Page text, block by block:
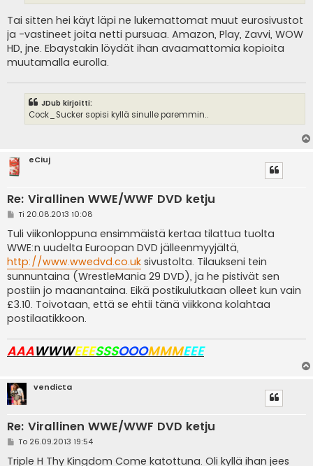
Tai sitten hei käyt läpi ne lukemattomat muut eurosivustot
ja -vastineet joita netti pursuaa. Amazon, Play, Zavvi, WOW
HD, jne. Ebaystakin löydät ihan avaamattomia kopioita
muutamalla eurolla.
JDub kirjoitti:
Cock_Sucker sopisi kyllä sinulle paremmin..
eCiuj
Re: Virallinen WWE/WWF DVD ketju
V
e
s
t
i
Ti 20.08.2013 10:08
Tuli viikonloppuna ensimmäistä kertaa tilattua tuolta
WWE:n uudelta Euroopan DVD jälleenmyyjältä,
http://www.wwedvd.co.uk sivustolta. Tilaukseni tein
sunnuntaina (WrestleMania 29 DVD), ja he pistivät sen
postiin jo maanantaina. Eikä postikulutkaan olleet kun vain
£3.10. Toivotaan, että se ehtii tänä viikkona kolahtaa
postilaatikkoon.
AAAWWWEEESSSOOOMMMEEE
vendicta
Re: Virallinen WWE/WWF DVD ketju
V
e
To 26.09.2013 19:54
Triple H Thy Kingdom Come katottuna. Oli kyllä ihan jees